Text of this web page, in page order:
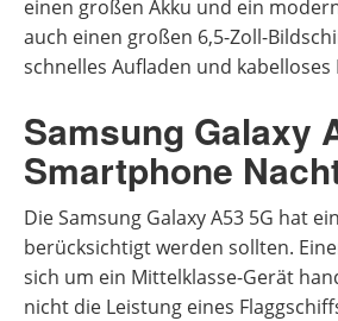
einen großen Akku und ein
auch einen großen 6,5-Zoll-
schnelles Aufladen und kabelloses
Samsung Galaxy
Smartphone
Die Samsung Galaxy A53 5G hat
berücksichtigt werden sollten.
sich um ein Mittelklasse-Gerät
nicht die Leistung eines